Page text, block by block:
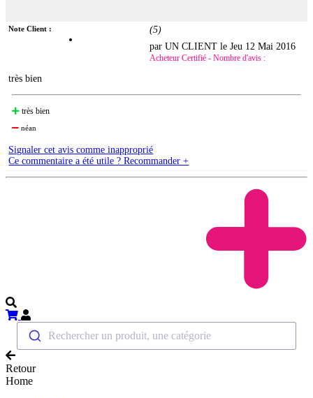
Note Client : (5)
par UN CLIENT leJeu 12 Mai 2016
Acheteur Certifié - Nombre d'avis :
très bien
très bien
néan
Signaler cet avis comme inapproprié
Ce commentaire a été utile ? Recommander +
Rechercher un produit, une catégorie
Retour
Home